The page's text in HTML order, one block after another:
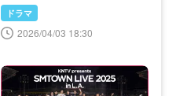
ドラマ
2026/04/03 18:30